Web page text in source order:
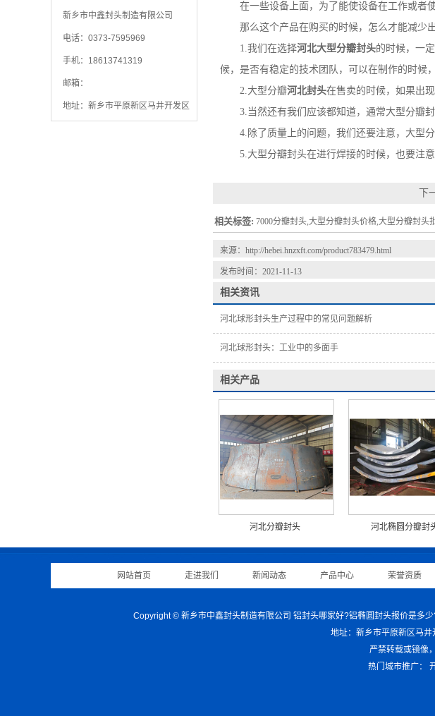
新乡市中鑫封头制造有限公司
电话：0373-7595969
手机：18613741319
邮箱：
地址：新乡市平原新区马井开发区
在一些设备上面，为了能使设备在工作或者使
那么这个产品在购买的时候，怎么才能减少出
1.我们在选择河北大型分瓣封头的时候，一
候，是否有稳定的技术团队，可以在制作的时候
2.大型分瓣河北封头在售卖的时候，如果出
3.当然还有我们应该都知道，通常大型分瓣封
4.除了质量上的问题，我们还要注意，大型分
5.大型分瓣封头在进行焊接的时候，也要注意
下
相关标签: 7000分瓣封头,大型分瓣封头价格,大型分瓣封头
来源： http://hebei.hnzxft.com/product783479.html
发布时间：2021-11-13
相关资讯
河北球形封头生产过程中的常见问题解析
河北球形封头：工业中的多面手
相关产品
河北分瓣封头 河北椭圆分瓣封
网站首页 走进我们 新闻动态 产品中心 荣誉资质
Copyright © 新乡市中鑫封头制造有限公司 铝封头哪家好?铝椭圆封头报价是多
地址：新乡市平原新区马
严禁转载或镜像
热门城市推广：